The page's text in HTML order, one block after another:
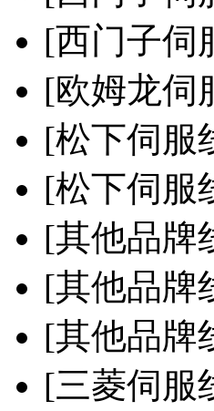
[西门子伺
[欧姆龙伺
[松下伺服
[松下伺服
[其他品牌
[其他品牌
[其他品牌
[三菱伺服